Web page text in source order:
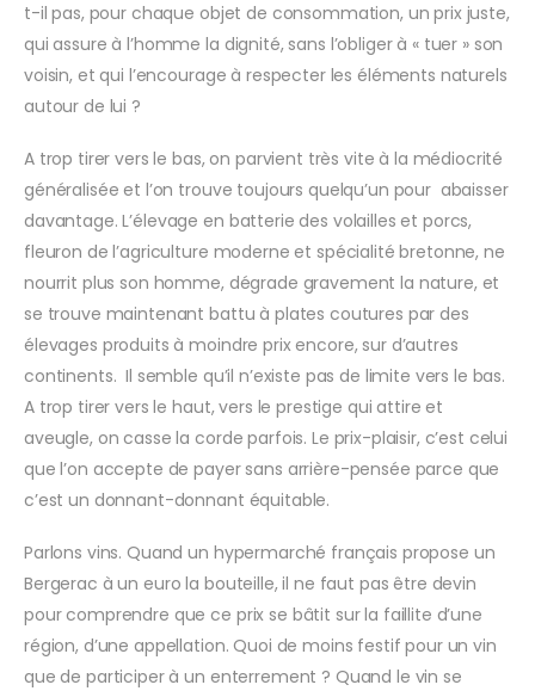
t-il pas, pour chaque objet de consommation, un prix juste,
qui assure à l’homme la dignité, sans l’obliger à « tuer » son
voisin, et qui l’encourage à respecter les éléments naturels
autour de lui ?
A trop tirer vers le bas, on parvient très vite à la médiocrité
généralisée et l’on trouve toujours quelqu’un pour abaisser
davantage. L’élevage en batterie des volailles et porcs,
fleuron de l’agriculture moderne et spécialité bretonne, ne
nourrit plus son homme, dégrade gravement la nature, et
se trouve maintenant battu à plates coutures par des
élevages produits à moindre prix encore, sur d’autres
continents. Il semble qu’il n’existe pas de limite vers le bas.
A trop tirer vers le haut, vers le prestige qui attire et
aveugle, on casse la corde parfois. Le prix-plaisir, c’est celui
que l’on accepte de payer sans arrière-pensée parce que
c’est un donnant-donnant équitable.
Parlons vins. Quand un hypermarché français propose un
Bergerac à un euro la bouteille, il ne faut pas être devin
pour comprendre que ce prix se bâtit sur la faillite d’une
région, d’une appellation. Quoi de moins festif pour un vin
que de participer à un enterrement ? Quand le vin se